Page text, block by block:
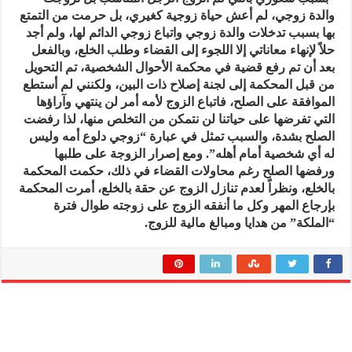
والدة زوجي، لم أعش حياة زوجية كغيري، بل حرمت من التمتع
بها بسبب تدخلات والدة زوجي واتباع زوجي الدائم لها، ولم أجد
حلاً لإنهاء معاناتي إلا اللجوء إلى القضاء وطلب الخلع، وبالفعل
بعد أن تم رفع قضية في محكمة الأحوال الشخصية، تم التحويل
من قبل المحكمة إلى لجنة إصلاح ذات البين، ولكنني لم أستطع
الموافقة على الصلح، فاتباع الزوج لأمه أمر لن ينتهي وآراؤها
التي تفرضها على حياتنا لن نتمكن من التخلص منها، لذا رفضت
الصلح بشدة، والسبب تمثل في عبارة “زوجي دلوع أمه وليس
له أي شخصية أمام أهله”. ومع إصرار الزوجة على طلبها
ورفضها الصلح رغم محاولات القضاء في ذلك، حكمت المحكمة
بالخلع، ونظراً لعدم تنازل الزوج عن حقة بالخلع، أمرت المحكمة
بإرجاع المهر وكل ما أنفقه الزوج على زوجته طوال فترة
“الملكة” من هدايا ومبالغ مالية للزوج.